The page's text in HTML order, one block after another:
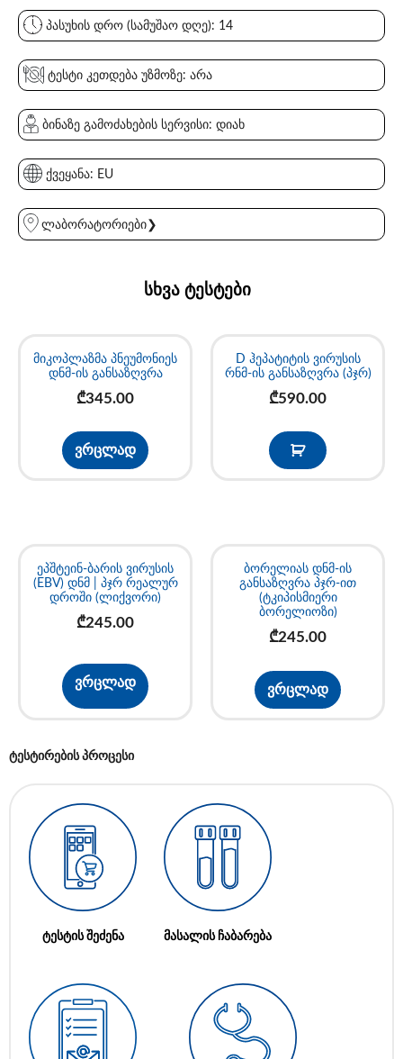
პასუხის დრო (სამუშაო დღე): 14
ტესტი კეთდება უზმოზე: არა
ბინაზე გამოძახების სერვისი: დიახ
ქვეყანა: EU
ლაბორატორიები❯
სხვა ტესტები
მიკოპლაზმა პნეუმონიეს
დნმ-ის განსაზღვრა
₾345.00
ვრცლად
D ჰეპატიტის ვირუსის
რნმ-ის განსაზღვრა (პჯრ)
₾590.00
ეპშტეინ-ბარის ვირუსის
(EBV) დნმ | პჯრ რეალურ
დროში (ლიქვორი)
₾245.00
ვრცლად
ბორელიას დნმ-ის
განსაზღვრა პჯრ-ით
(ტკიპისმიერი
ბორელიოზი)
₾245.00
ვრცლად
ტესტირების პროცესი
ტესტის შეძენა მასალის ჩაბარება